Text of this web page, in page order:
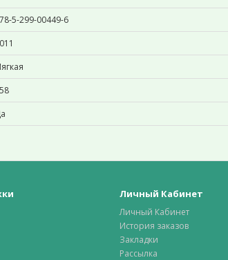
5-299-00449-6
Личный Кабинет
Личный Кабинет
История заказов
Закладки
Рассылка